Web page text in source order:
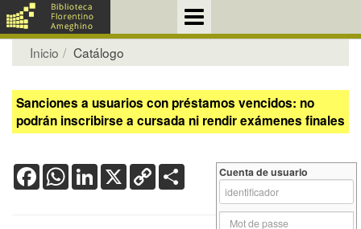
Inicio Catálogo
Sanciones a usuarios con préstamos vencidos: no
podrán inscribirse a cursada ni rendir exámenes finales
FacebookWhatsApp
LinkedIn
X Copy
Link
Cuenta de usuario